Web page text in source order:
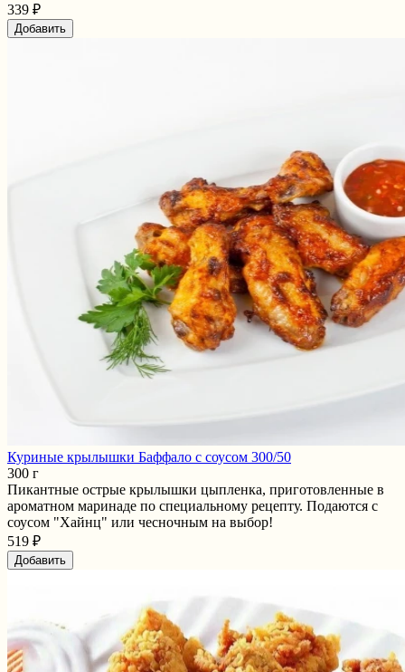
339 ₽
Добавить
Куриные крылышки Баффало с соусом 300/50
300 г
Пикантные острые крылышки цыпленка, приготовленные в
ароматном маринаде по специальному рецепту. Подаются с
соусом "Хайнц" или чесночным на выбор!
519 ₽
Добавить